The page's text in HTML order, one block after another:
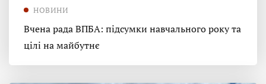
НОВИНИ
Вчена рада ВПБА: підсумки навчального року та
цілі на майбутнє